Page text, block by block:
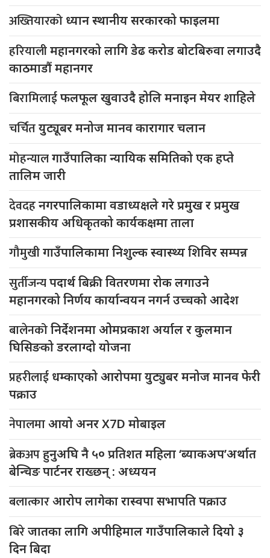
अख्तियारको ध्यान स्थानीय सरकारको फाइलमा
हरियालीमहानगरको लागि डेढ करोड बोटबिरुवा लगाउदै
काठमाडौं महानगर
बिरामिलाईफलफूल खुवाउदै होलि मनाइन मेयर शाहिले
चर्चितयुट्यूबर मनोज मानव कारागार चलान
मोहन्यालगाउँपालिका न्यायिक समितिको एक हप्ते
तालिम जारी
देवदहनगरपालिकामा वडाध्यक्षले गरे प्रमुख र प्रमुख
प्रशासकीय अधिकृतको कार्यकक्षमा ताला
गौमुखीगाउँपालिकामा निशुल्क स्वास्थ्य शिविर सम्पन्न
सुर्तीजन्यपदार्थ बिक्री वितरणमा रोक लगाउने
महानगरको निर्णय कार्यान्वयन नगर्न उच्चको आदेश
बालेनकोनिर्देशनमा ओमप्रकाश अर्याल र कुलमान
घिसिङको डरलाग्दो योजना
प्रहरीलाई धम्काएको आरोपमा युट्युबर मनोज मानव फेरी
पक्राउ
नेपालमाआयो अनर X7D मोबाइल
ब्रेकअपहुनुअघि नै ५० प्रतिशत महिला ‘ब्याकअप’अर्थात
बेन्चिङ पार्टनर राख्छन् : अध्ययन
बलात्कारआरोप लागेका रास्वपा सभापति पक्राउ
बिरेजातका लागि अपीहिमाल गाउँपालिकाले दियो ३
दिन बिदा